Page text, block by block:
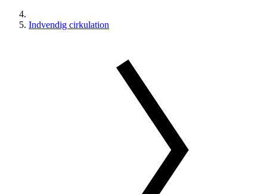
Indvendig cirkulation